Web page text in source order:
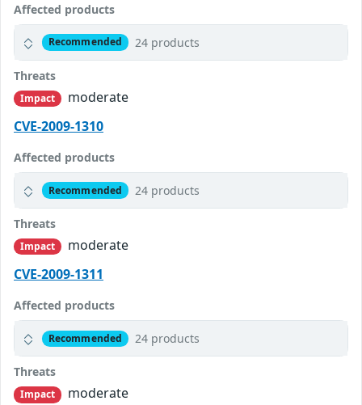
Affected products
Recommended 24 products
Threats
Impact
moderate
CVE-2009-1310
Affected products
Recommended 24 products
Threats
Impact
moderate
CVE-2009-1311
Affected products
Recommended 24 products
Threats
Impact moderate